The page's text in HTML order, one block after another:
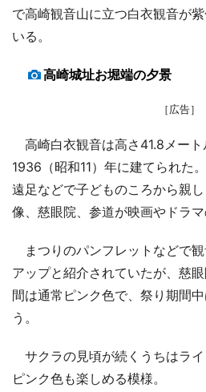
で高崎観音山に立つ白衣観音が
いる。
高崎城址お堀端の夕景
［広告］
高崎白衣観音は高さ41.8メート
1936（昭和11）年に建てられた
遠足などで子どものころから親
像、慈眼院、参道が映画やドラマ
まつりのパンフレットなどで
アップと紹介されていたが、慈
間は通常ピンク色で、祭り期間
う。
サクラの見頃が続くうちはライ
ピンク色も楽しめる模様。